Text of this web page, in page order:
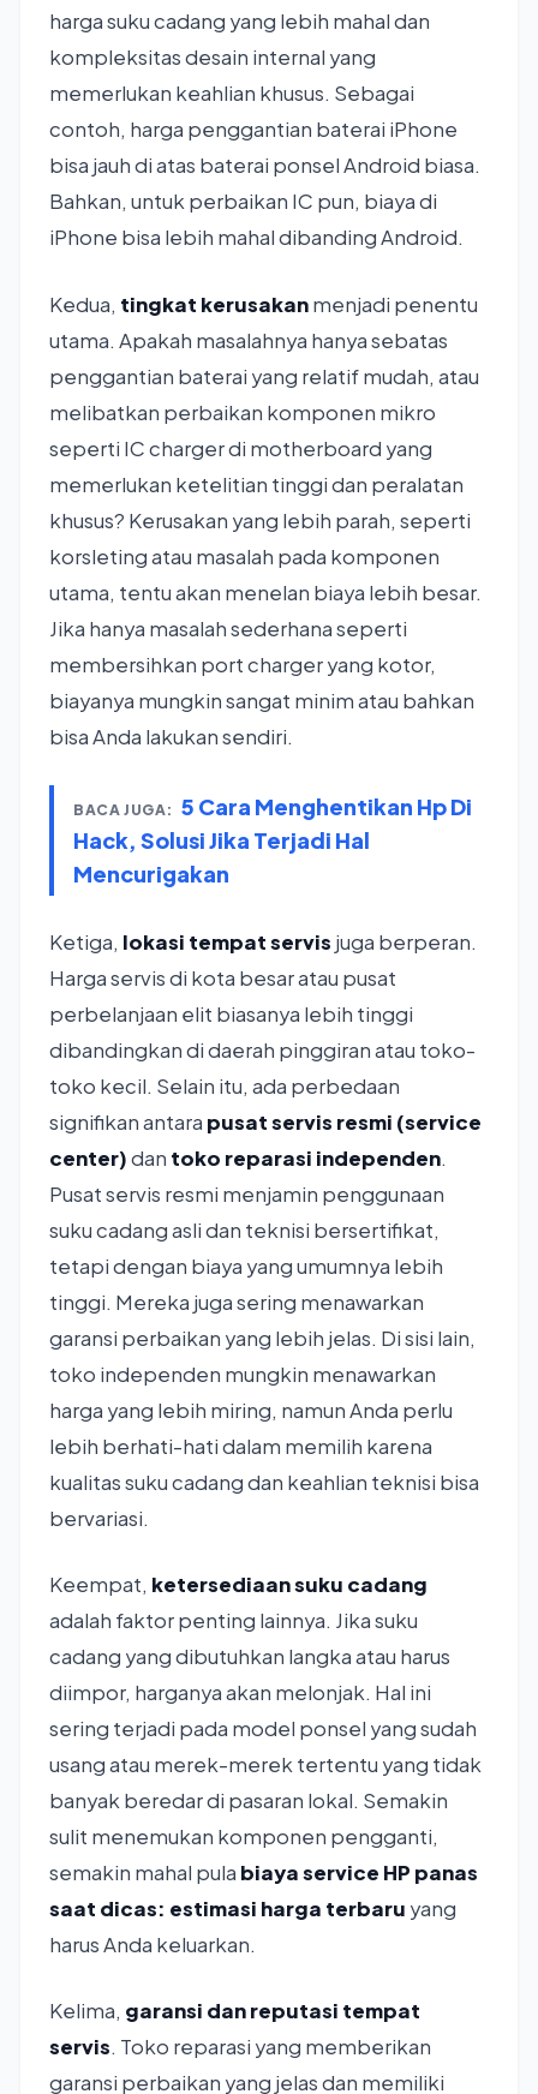
harga suku cadang yang lebih mahal dan
kompleksitas desain internal yang
memerlukan keahlian khusus. Sebagai
contoh, harga penggantian baterai iPhone
bisa jauh di atas baterai ponsel Android biasa.
Bahkan, untuk perbaikan IC pun, biaya di
iPhone bisa lebih mahal dibanding Android.
Kedua, tingkat kerusakanmenjadi penentu
utama. Apakah masalahnya hanya sebatas
penggantian baterai yang relatif mudah, atau
melibatkan perbaikan komponen mikro
seperti IC charger di motherboard yang
memerlukan ketelitian tinggi dan peralatan
khusus? Kerusakan yang lebih parah, seperti
korsleting atau masalah pada komponen
utama, tentu akan menelan biaya lebih besar.
Jika hanya masalah sederhana seperti
membersihkan port charger yang kotor,
biayanya mungkin sangat minim atau bahkan
bisa Anda lakukan sendiri.
BACA JUGA: 5 Cara Menghentikan Hp Di
Hack, Solusi Jika Terjadi Hal
Mencurigakan
Ketiga, lokasi tempat servis juga berperan.
Harga servis di kota besar atau pusat
perbelanjaan elit biasanya lebih tinggi
dibandingkan di daerah pinggiran atau toko-
toko kecil. Selain itu, ada perbedaan
signifikan antara pusat servis resmi (service
center)dan toko reparasi independen.
Pusat servis resmi menjamin penggunaan
suku cadang asli dan teknisi bersertifikat,
tetapi dengan biaya yang umumnya lebih
tinggi. Mereka juga sering menawarkan
garansi perbaikan yang lebih jelas. Di sisi lain,
toko independen mungkin menawarkan
harga yang lebih miring, namun Anda perlu
lebih berhati-hati dalam memilih karena
kualitas suku cadang dan keahlian teknisi bisa
bervariasi.
Keempat, ketersediaan suku cadang
adalah faktor penting lainnya. Jika suku
cadang yang dibutuhkan langka atau harus
diimpor, harganya akan melonjak. Hal ini
sering terjadi pada model ponsel yang sudah
usang atau merek-merek tertentu yang tidak
banyak beredar di pasaran lokal. Semakin
sulit menemukan komponen pengganti,
semakin mahal pula biaya service HP panas
saat dicas: estimasi harga terbaru yang
harus Anda keluarkan.
Kelima, garansi dan reputasi tempat
servis. Toko reparasi yang memberikan
garansi perbaikan yang jelas dan memiliki